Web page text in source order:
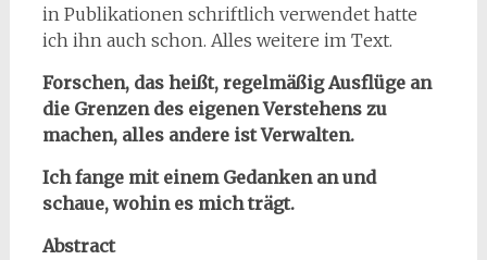
in Publikationen schriftlich verwendet hatte
ich ihn auch schon. Alles weitere im Text.
Forschen, das heißt, regelmäßig Ausflüge an
die Grenzen des eigenen Verstehens zu
machen, alles andere ist Verwalten.
Ich fange mit einem Gedanken an und
schaue, wohin es mich trägt.
Abstract